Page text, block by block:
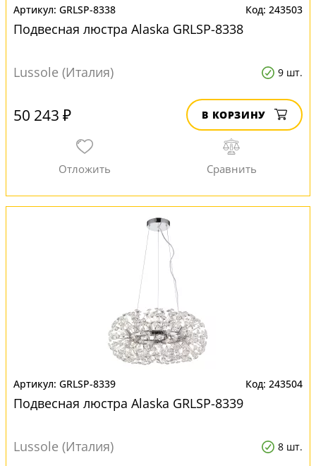
GRLSP-8338 243503
Подвесная люстра Alaska GRLSP-8338
Lussole (Италия) 9 шт.
50 243 ₽ В КОРЗИНУ
GRLSP-8339 243504
Подвесная люстра Alaska GRLSP-8339
Lussole (Италия) 8 шт.